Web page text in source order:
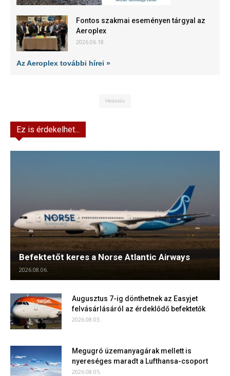
Fontos szakmai eseményen tárgyal az
Aeroplex
2026.06.18.
Az Aeroplex további hírei »
Hirdetés
Ez is érdekelhet...
Befektetőt keres a Norse Atlantic Airways
2026.08.06.
Augusztus 7-ig dönthetnek az Easyjet
felvásárlásáról az érdeklődő befektetők
2026.08.03.
Megugró üzemanyagárak mellett is
nyereséges maradt a Lufthansa-csoport
2026.08.05.